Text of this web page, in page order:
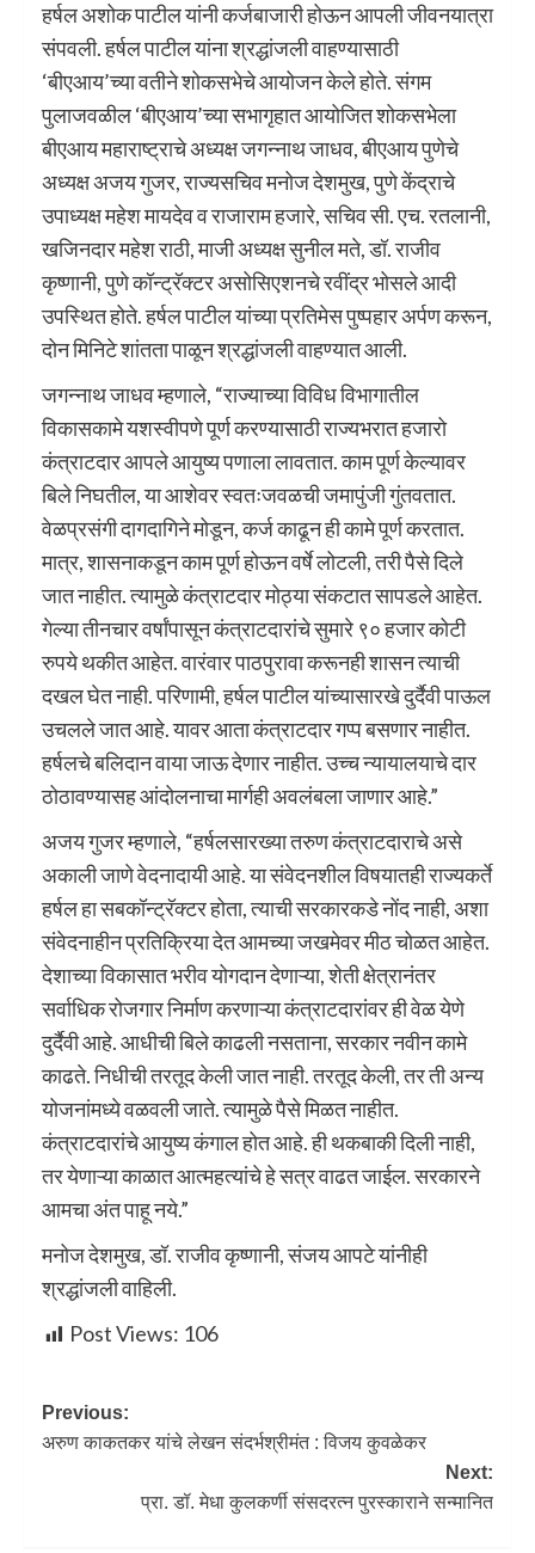
हर्षल अशोक पाटील यांनी कर्जबाजारी होऊन आपली जीवनयात्रा
संपवली. हर्षल पाटील यांना श्रद्धांजली वाहण्यासाठी
‘बीएआय’च्या वतीने शोकसभेचे आयोजन केले होते. संगम
पुलाजवळील ‘बीएआय’च्या सभागृहात आयोजित शोकसभेला
बीएआय महाराष्ट्राचे अध्यक्ष जगन्नाथ जाधव, बीएआय पुणेचे
अध्यक्ष अजय गुजर, राज्यसचिव मनोज देशमुख, पुणे केंद्राचे
उपाध्यक्ष महेश मायदेव व राजाराम हजारे, सचिव सी. एच. रतलानी,
खजिनदार महेश राठी, माजी अध्यक्ष सुनील मते, डॉ. राजीव
कृष्णानी, पुणे कॉन्ट्रॅक्टर असोसिएशनचे रवींद्र भोसले आदी
उपस्थित होते. हर्षल पाटील यांच्या प्रतिमेस पुष्पहार अर्पण करून,
दोन मिनिटे शांतता पाळून श्रद्धांजली वाहण्यात आली.
जगन्नाथ जाधव म्हणाले, “राज्याच्या विविध विभागातील
विकासकामे यशस्वीपणे पूर्ण करण्यासाठी राज्यभरात हजारो
कंत्राटदार आपले आयुष्य पणाला लावतात. काम पूर्ण केल्यावर
बिले निघतील, या आशेवर स्वतःजवळची जमापुंजी गुंतवतात.
वेळप्रसंगी दागदागिने मोडून, कर्ज काढून ही कामे पूर्ण करतात.
मात्र, शासनाकडून काम पूर्ण होऊन वर्षे लोटली, तरी पैसे दिले
जात नाहीत. त्यामुळे कंत्राटदार मोठ्या संकटात सापडले आहेत.
गेल्या तीनचार वर्षांपासून कंत्राटदारांचे सुमारे ९० हजार कोटी
रुपये थकीत आहेत. वारंवार पाठपुरावा करूनही शासन त्याची
दखल घेत नाही. परिणामी, हर्षल पाटील यांच्यासारखे दुर्दैवी पाऊल
उचलले जात आहे. यावर आता कंत्राटदार गप्प बसणार नाहीत.
हर्षलचे बलिदान वाया जाऊ देणार नाहीत. उच्च न्यायालयाचे दार
ठोठावण्यासह आंदोलनाचा मार्गही अवलंबला जाणार आहे.”
अजय गुजर म्हणाले, “हर्षलसारख्या तरुण कंत्राटदाराचे असे
अकाली जाणे वेदनादायी आहे. या संवेदनशील विषयातही राज्यकर्ते
हर्षल हा सबकॉन्ट्रॅक्टर होता, त्याची सरकारकडे नोंद नाही, अशा
संवेदनाहीन प्रतिक्रिया देत आमच्या जखमेवर मीठ चोळत आहेत.
देशाच्या विकासात भरीव योगदान देणाऱ्या, शेती क्षेत्रानंतर
सर्वाधिक रोजगार निर्माण करणाऱ्या कंत्राटदारांवर ही वेळ येणे
दुर्दैवी आहे. आधीची बिले काढली नसताना, सरकार नवीन कामे
काढते. निधीची तरतूद केली जात नाही. तरतूद केली, तर ती अन्य
योजनांमध्ये वळवली जाते. त्यामुळे पैसे मिळत नाहीत.
कंत्राटदारांचे आयुष्य कंगाल होत आहे. ही थकबाकी दिली नाही,
तर येणाऱ्या काळात आत्महत्यांचे हे सत्र वाढत जाईल. सरकारने
आमचा अंत पाहू नये.”
मनोज देशमुख, डॉ. राजीव कृष्णानी, संजय आपटे यांनीही
श्रद्धांजली वाहिली.
Post Views: 106
Previous:
अरुण काकतकर यांचे लेखन संदर्भश्रीमंत : विजय कुवळेकर
Next:
प्रा. डॉ. मेधा कुलकर्णी संसदरत्न पुरस्काराने सन्मानित